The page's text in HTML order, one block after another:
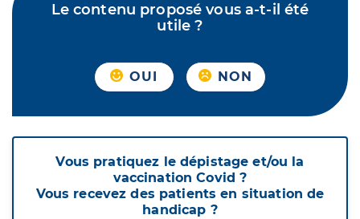
Le contenu proposé vous a-t-il été
utile ?
OUI NON
Vous pratiquez le dépistage et/ou la
vaccination Covid ?
Vous recevez des patients en situation de
handicap ?